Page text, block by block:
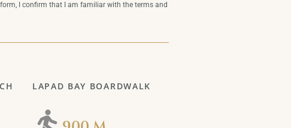
I confirm that I am familiar with the terms and
LAPAD BAY BOARDWALK